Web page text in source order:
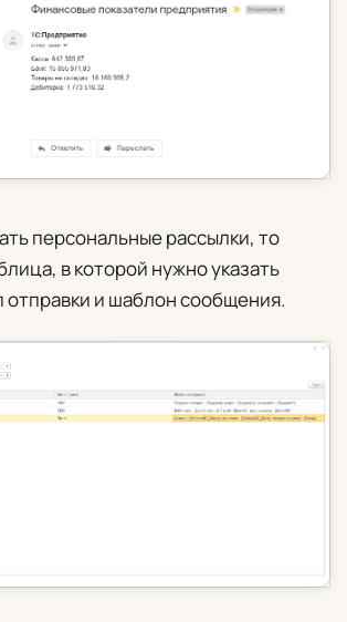
персональные рассылки, то
в которой нужно указать
отправки и шаблон сообщения.